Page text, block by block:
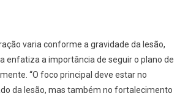
varia conforme a gravidade da lesão,
enfatiza a importância de seguir o plano de
“O foco principal deve estar no
da lesão, mas também no fortalecimento